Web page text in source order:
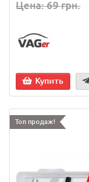
Цена: 69 грн.
Купить
Топ продаж!